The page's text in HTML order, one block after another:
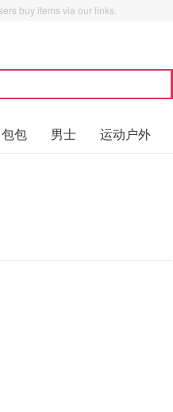
buy items via our links.
包包 男士 运动户外